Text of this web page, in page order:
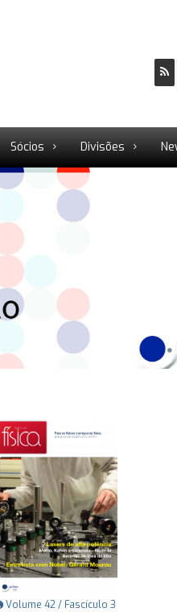
Sócios Divisões
Volume 42 / Fascículo 3